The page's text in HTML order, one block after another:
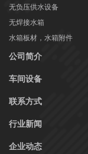
无负压供水设备
无焊接水箱
水箱板材，水箱附件
公司简介
车间设备
联系方式
行业新闻
企业动态